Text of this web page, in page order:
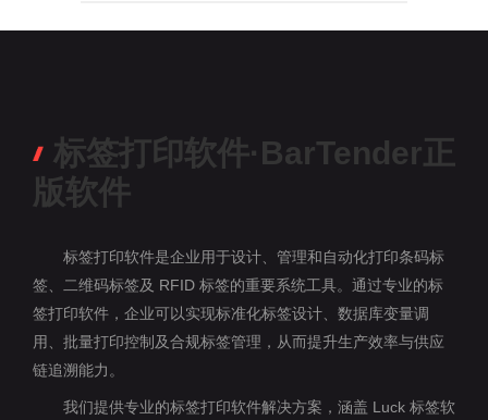
标签打印软件·BarTender正
版软件
标签打印软件是企业用于设计、管理和自动化打印条码标
签、二维码标签及 RFID 标签的重要系统工具。通过专业的标
签打印软件，企业可以实现标准化标签设计、数据库变量调
用、批量打印控制及合规标签管理，从而提升生产效率与供应
链追溯能力。
我们提供专业的标签打印软件解决方案，涵盖 Luck 标签软